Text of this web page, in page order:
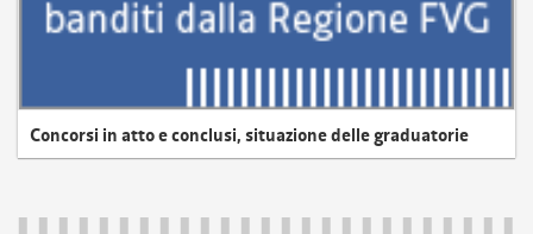
Concorsi in atto e conclusi, situazione delle graduatorie